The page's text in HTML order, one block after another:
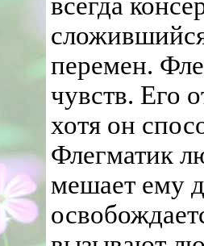
перемен.
чувств. Его
хотя он
Флегматик
мешает ему